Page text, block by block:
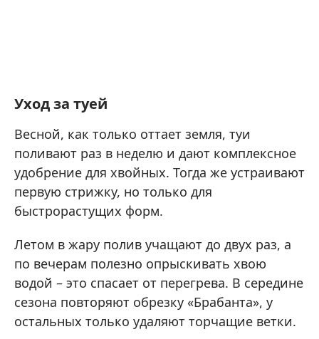
Уход за туей
Весной, как только оттает земля, туи
поливают раз в неделю и дают комплексное
удобрение для хвойных. Тогда же устраивают
первую стрижку, но только для
быстрорастущих форм.
Летом в жару полив учащают до двух раз, а
по вечерам полезно опрыскивать хвою
водой – это спасает от перегрева. В середине
сезона повторяют обрезку «Брабанта», у
остальных только удаляют торчащие ветки.